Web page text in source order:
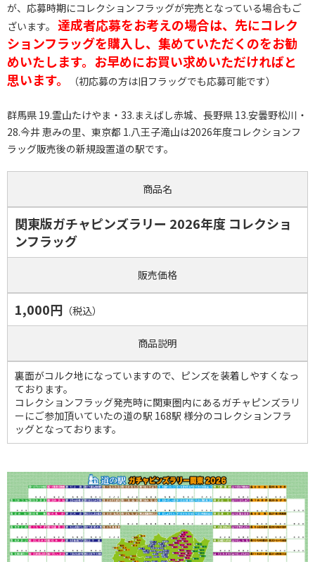
が、応募時期にコレクションフラッグが完売となっている場合もご
ざいます。 達成者応募をお考えの場合は、先にコレク
ションフラッグを購入し、集めていただくのをお勧
めいたします。お早めにお買い求めいただければと
思います。
（初応募の方は旧フラッグでも応募可能です）
群馬県 19.霊山たけやま・33.まえばし赤城、長野県 13.安曇野松川・
28.今井 恵みの里、東京都 1.八王子滝山は2026年度コレクションフ
ラッグ販売後の新規設置道の駅です。
商品名
関東版ガチャピンズラリー 2026年度 コレクショ
ンフラッグ
販売価格
1,000円 （税込）
商品説明
裏面がコルク地になっていますので、ピンズを装着しやすくなっ
ております。
コレクションフラッグ発売時に関東圏内にあるガチャピンズラリ
ーにご参加頂いていたの道の駅 168駅 様分のコレクションフラ
ッグとなっております。